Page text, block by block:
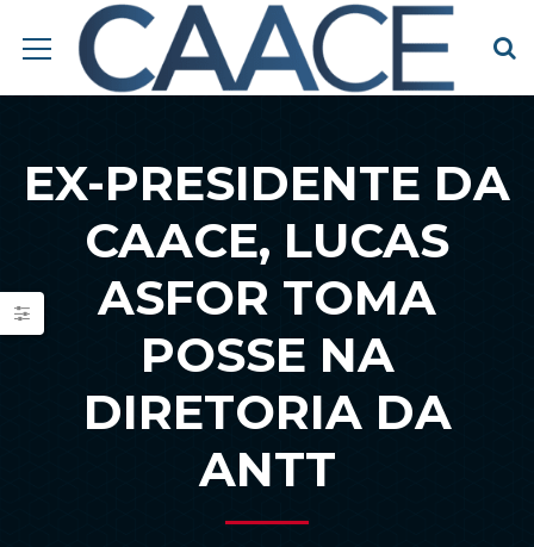
EX-PRESIDENTE DA
CAACE, LUCAS
ASFOR TOMA
POSSE NA
DIRETORIA DA
ANTT